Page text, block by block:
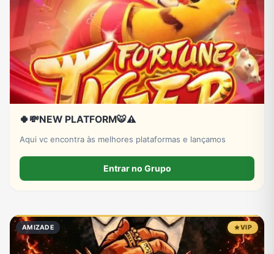
🍀💸NEW PLATFORM🐯⚠️
Aqui vc encontra às melhores plataformas e lançamos
Entrar no Grupo
AMIZADE VIP